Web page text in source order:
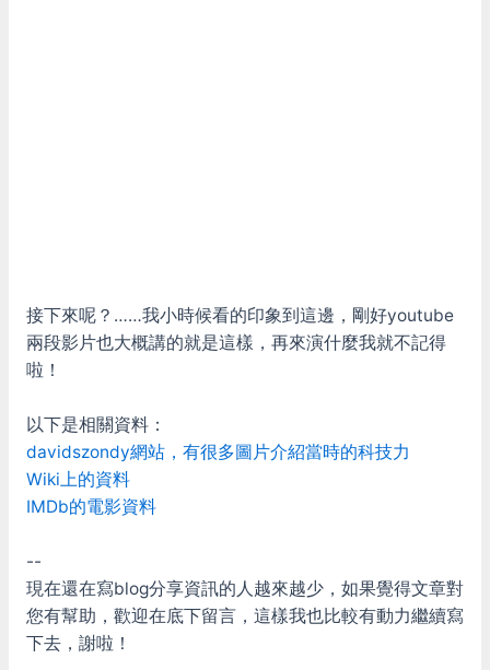
接下來呢？……我小時候看的印象到這邊，剛好youtube
兩段影片也大概講的就是這樣，再來演什麼我就不記得
啦！
以下是相關資料：
davidszondy網站，有很多圖片介紹當時的科技力
Wiki上的資料
IMDb的電影資料
--
現在還在寫blog分享資訊的人越來越少，如果覺得文章對
您有幫助，歡迎在底下留言，這樣我也比較有動力繼續寫
下去，謝啦！